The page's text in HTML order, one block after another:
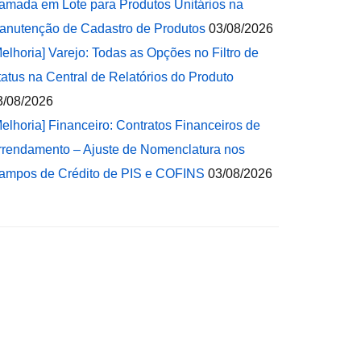
em Lote para Produtos Unitários na
de Cadastro de Produtos 03/08/2026
Varejo: Todas as Opções no Filtro de
na Central de Relatórios do Produto
08/2026
Financeiro: Contratos Financeiros de
– Ajuste de Nomenclatura nos
de Crédito de PIS e COFINS 03/08/2026